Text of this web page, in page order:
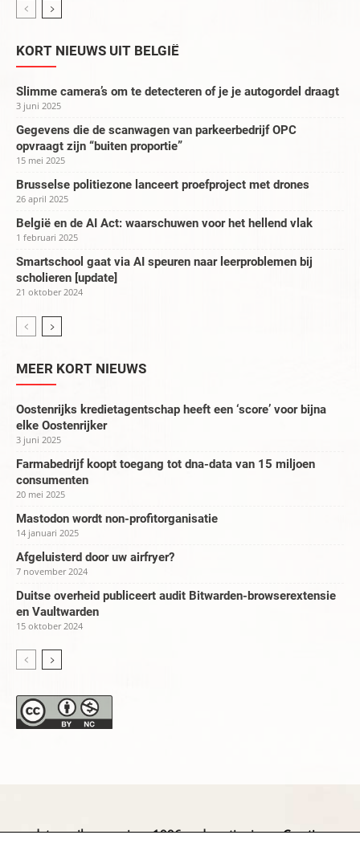
KORT NIEUWS UIT BELGIË
Slimme camera’s om te detecteren of je je autogordel draagt
3 juni 2025
Gegevens die de scanwagen van parkeerbedrijf OPC
opvraagt zijn “buiten proportie”
15 mei 2025
Brusselse politiezone lanceert proefproject met drones
26 april 2025
België en de AI Act: waarschuwen voor het hellend vlak
1 februari 2025
Smartschool gaat via AI speuren naar leerproblemen bij
scholieren [update]
21 oktober 2024
MEER KORT NIEUWS
Oostenrijks kredietagentschap heeft een ‘score’ voor bijna
elke Oostenrijker
3 juni 2025
Farmabedrijf koopt toegang tot dna-data van 15 miljoen
consumenten
20 mei 2025
Mastodon wordt non-profitorganisatie
14 januari 2025
Afgeluisterd door uw airfryer?
7 november 2024
Duitse overheid publiceert audit Bitwarden-browserextensie
en Vaultwarden
15 oktober 2024
datapanik.org – since 1996 and continuing »Creative